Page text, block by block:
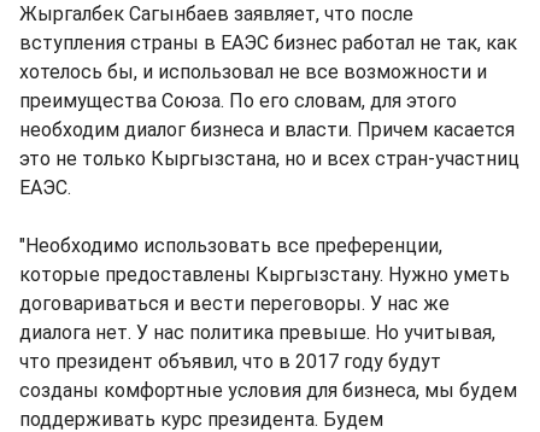
Жыргалбек Сагынбаев заявляет, что после
вступления страны в ЕАЭС бизнес работал не так, как
хотелось бы, и использовал не все возможности и
преимущества Союза. По его словам, для этого
необходим диалог бизнеса и власти. Причем касается
это не только Кыргызстана, но и всех стран-участниц
ЕАЭС.
"Необходимо использовать все преференции,
которые предоставлены Кыргызстану. Нужно уметь
договариваться и вести переговоры. У нас же
диалога нет. У нас политика превыше. Но учитывая,
что президент объявил, что в 2017 году будут
созданы комфортные условия для бизнеса, мы будем
поддерживать курс президента. Будем